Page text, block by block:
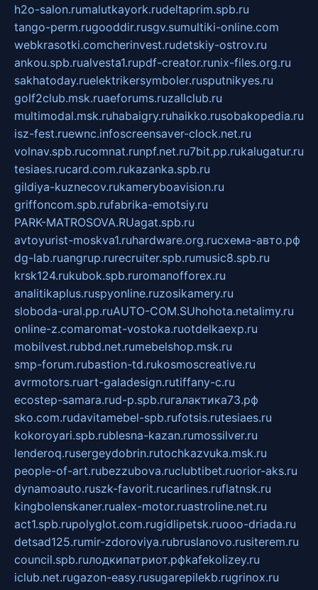
h2o-salon.rumalutkayork.rudeltaprim.spb.ru
tango-perm.rugooddir.rusgv.sumultiki-online.com
webkrasotki.comcherinvest.rudetskiy-ostrov.ru
ankou.spb.rualvesta1.rupdf-creator.runix-files.org.ru
sakhatoday.ruelektrikersymboler.rusputnikyes.ru
golf2club.msk.ruaeforums.ruzallclub.ru
multimodal.msk.ruhabaigry.ruhaikko.rusobakopedia.ru
isz-fest.ruewnc.infoscreensaver-clock.net.ru
volnav.spb.rucomnat.runpf.net.ru7bit.pp.rukalugatur.ru
tesiaes.rucard.com.rukazanka.spb.ru
gildiya-kuznecov.rukameryboavision.ru
griffoncom.spb.rufabrika-emotsiy.ru
PARK-MATROSOVA.RUagat.spb.ru
avtoyurist-moskva1.ruhardware.org.ruсхема-авто.рф
dg-lab.ruangrup.rurecruiter.spb.rumusic8.spb.ru
krsk124.rukubok.spb.ruromanofforex.ru
analitikaplus.ruspyonline.ruzosikamery.ru
sloboda-ural.pp.ruAUTO-COM.SUhohota.netalimy.ru
online-z.comaromat-vostoka.ruotdelkaexp.ru
mobilvest.rubbd.net.rumebelshop.msk.ru
smp-forum.rubastion-td.rukosmoscreative.ru
avrmotors.ruart-galadesign.rutiffany-c.ru
ecostep-samara.rud-p.spb.ruгалактика73.рф
sko.com.rudavitamebel-spb.rufotsis.rutesiaes.ru
kokoroyari.spb.rublesna-kazan.rumossilver.ru
lenderoq.rusergeydobrin.rutochkazvuka.msk.ru
people-of-art.rubezzubova.ruclubtibet.ruorior-aks.ru
dynamoauto.ruszk-favorit.rucarlines.ruflatnsk.ru
kingbolenskaner.rualex-motor.ruastroline.net.ru
act1.spb.rupolyglot.com.rugidlipetsk.ruooo-driada.ru
detsad125.rumir-zdoroviya.rubruslanovo.rusiterem.ru
council.spb.ruлодкипатриот.рфkafekolizey.ru
iclub.net.rugazon-easy.rusugarepilekb.rugrinox.ru